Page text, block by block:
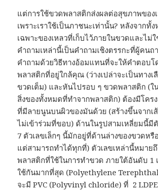
แต่การใช้ขวดพลาสติกส่งผลต่อสุขภาพของเ
เพราะเราใช้เป็นภาชนะเท่านั้น? หลังจากทั้ง
เฉพาะของเหลวที่เก็บไว้ภายในขวดและไม่
คำถามเหล่านี้เป็นคำถามเชิงตรรกะที่ผู้คนถ
คำถามด้วยวิธีทางอ้อมแทนที่จะให้คำตอบโ
พลาสติกที่อยู่ใกล้คุณ (ว่างเปล่าจะเป็นทางเ
ขวดเต็ม) และหันไปรอบ ๆ ขวดพลาสติก (ใ
สิ่งของทั้งหมดที่ทำจากพลาสติก) ต้องมีโคร
ที่มีลายนูนบนผิวของมันด้วย (สร้างขึ้นจากเ
ไม่เข้าร่วมที่ขอบ) ด้านในรูปสามเหลี่ยมนี้มี
7 ตัวเลขเล็กๆ นี้มักอยู่ที่ด้านล่างของขวดหรื
แต่สามารถทำได้ทุกที่) ตัวเลขเหล่านี้หมาย
พลาสติกที่ใช้ในการทำขวด ภายใต้อันดับ 1
ใช้กันมากที่สุด (Polyethylene
จะมี PVC (Polyvinyl chloride) ที่ 2